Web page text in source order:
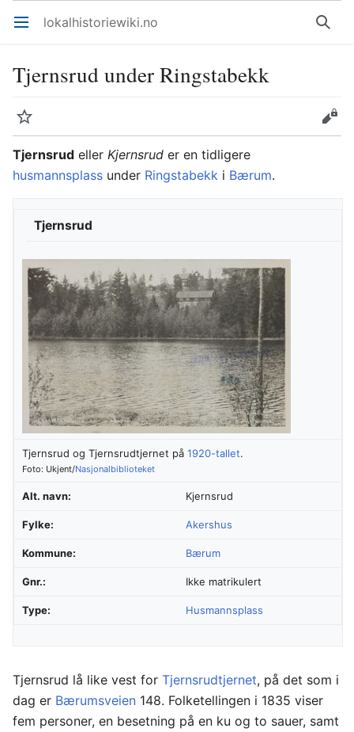
Åpne hovedmenyen lokalhistoriewiki.no Søk
Tjernsrud under Ringstabekk
Overvåk
Rediger
Tjernsrud eller Kjernsrud er en tidligere
husmannsplass under Ringstabekk i Bærum.
Tjernsrud
Tjernsrud og Tjernsrudtjernet på 1920-tallet.
Foto: Ukjent/Nasjonalbiblioteket
Alt. navn: Kjernsrud
Fylke: Akershus
Kommune: Bærum
Gnr.: Ikke matrikulert
Type: Husmannsplass
Tjernsrud lå like vest for Tjernsrudtjernet, på det som i
dag er Bærumsveien 148. Folketellingen i 1835 viser
fem personer, en besetning på en ku og to sauer, samt